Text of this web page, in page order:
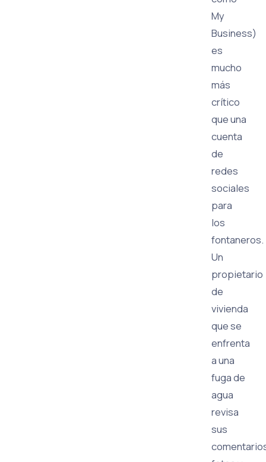
My
Business)
es
mucho
más
crítico
que una
cuenta
de
redes
sociales
para
los
fontaneros.
Un
propietario
de
vivienda
que se
enfrenta
a una
fuga de
agua
revisa
sus